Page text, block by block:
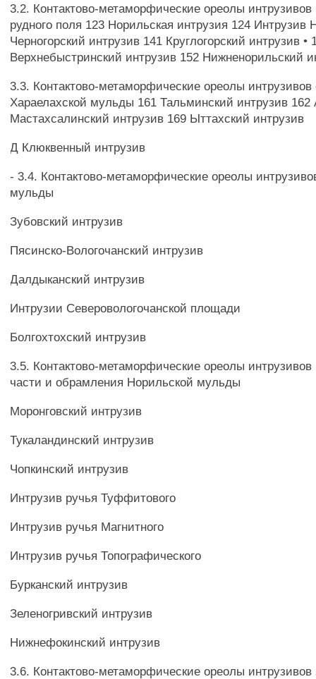
3.2. Контактово-метаморфические ореолы интрузивов
рудного поля 123 Норильская интрузия 124 Интрузив
Черногорский интрузив 141 Круглогорский интрузив •
Верхнебыстринский интрузив 152 Нижненорильский
3.3. Контактово-метаморфические ореолы интрузивов
Хараелахской мульды 161 Тальминский интрузив 162
Мастахсалинский интрузив 169 Ыттахский интрузив
Д Клюквенный интрузив
- 3.4. Контактово-метаморфические ореолы
мульды
Зубовский интрузив
Пясинско-Вологочанский интрузив
Далдыканский интрузив
Интрузии Северовологочанской площади
Болгохтохский интрузив
3.5. Контактово-метаморфические ореолы интрузивов
части и обрамления Норильской мульды
Моронговский интрузив
Тукаландинский интрузив
Чопкинский интрузив
Интрузив ручья Туффитового
Интрузив ручья Магнитного
Интрузив ручья Топографического
Бурканский интрузив
Зеленогривский интрузив
Нижнефокинский интрузив
3.6. Контактово-метаморфические ореолы интрузивов